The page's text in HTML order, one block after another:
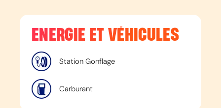
ENERGIE ET VÉHICULES
Station Gonflage
Carburant